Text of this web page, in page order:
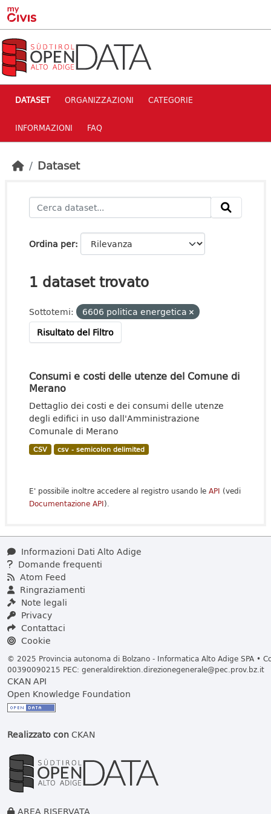
Skip to main content
DATASET ORGANIZZAZIONI CATEGORIE
INFORMAZIONI FAQ
Dataset
Ordina per
1 dataset trovato
Sottotemi:
6606 politica energetica
Risultato del Filtro
Consumi e costi delle utenze del Comune di
Merano
Dettaglio dei costi e dei consumi delle utenze
degli edifici in uso dall'Amministrazione
Comunale di Merano
CSV csv - semicolon delimited
E' possibile inoltre accedere al registro usando le API (vedi
Documentazione API).
Informazioni Dati Alto Adige
Domande frequenti
Atom Feed
Ringraziamenti
Note legali
Privacy
Contattaci
Cookie
© 2025 Provincia autonoma di Bolzano - Informatica Alto Adige SPA •
00390090215 PEC: generaldirektion.direzionegenerale@pec.prov.bz.it
CKAN API
Open Knowledge Foundation
Realizzato conCKAN
AREA RISERVATA